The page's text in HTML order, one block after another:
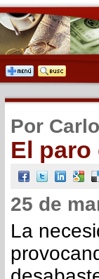
Por
El
25 de
La